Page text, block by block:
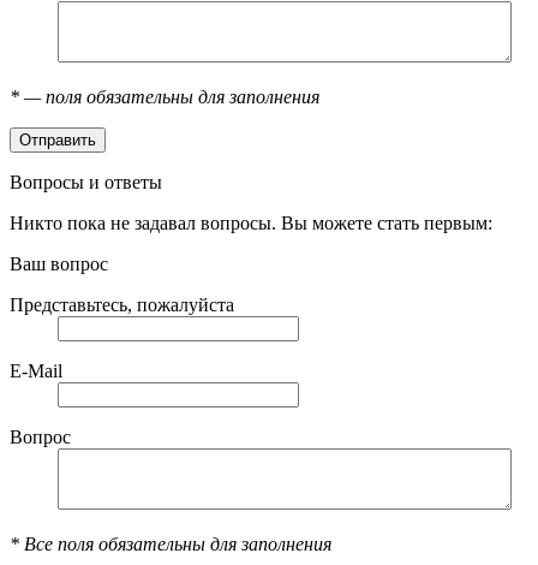
* — поля обязательны для заполнения
Вопросы и ответы
Никто пока не задавал вопросы. Вы можете стать первым:
Ваш вопрос
Представьтесь, пожалуйста
E-Mail
Вопрос
* Все поля обязательны для заполнения